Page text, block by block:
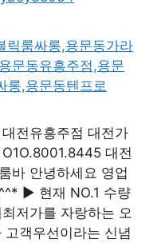
전유흥주점 대전가
대전
바 안녕하세요 영업
▶ 현재 NO.1 수량
저가를 자랑하는 오
객우선이라는 신념